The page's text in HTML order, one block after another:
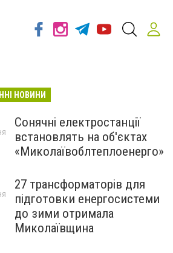
НОВИНИ
Сонячні електростанції
встановлять на об'єктах
«Миколаївоблтеплоенерго»
27 трансформаторів для
підготовки енергосистеми
до зими отримала
Миколаївщина